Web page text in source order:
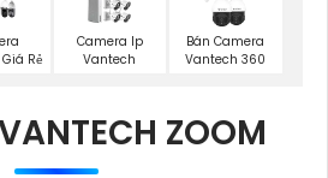
Rẻ
Camera Ip
Vantech
Bán Camera
Vantech 360
ZOOM